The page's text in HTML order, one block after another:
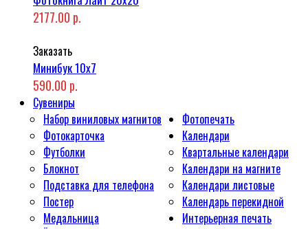
2177.00 р.
Заказать
Минибук 10х7
590.00 р.
Сувениры
Набор виниловых магнитов
Фотокарточка
Футболки
Блокнот
Подставка для телефона
Постер
Медальница
Фотопечать
Календари
Квартальные календари
Календари на магните
Календари листовые
Календарь перекидной
Интерьерная печать